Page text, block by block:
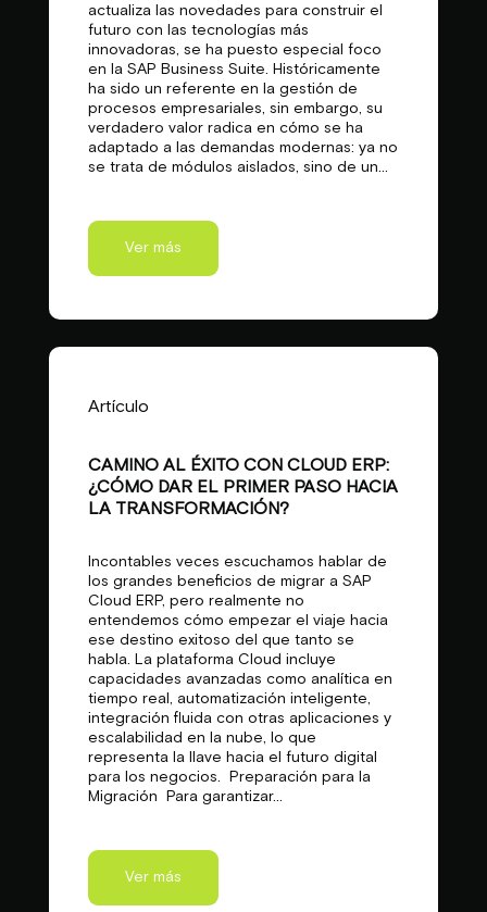
actualiza las novedades para construir el
futuro con las tecnologías más
innovadoras, se ha puesto especial foco
en la SAP Business Suite. Históricamente
ha sido un referente en la gestión de
procesos empresariales, sin embargo, su
verdadero valor radica en cómo se ha
adaptado a las demandas modernas: ya no
se trata de módulos aislados, sino de un...
Ver más
Artículo
CAMINO AL ÉXITO CON CLOUD ERP:
¿CÓMO DAR EL PRIMER PASO HACIA
LA TRANSFORMACIÓN?
Incontables veces escuchamos hablar de
los grandes beneficios de migrar a SAP
Cloud ERP, pero realmente no
entendemos cómo empezar el viaje hacia
ese destino exitoso del que tanto se
habla. La plataforma Cloud incluye
capacidades avanzadas como analítica en
tiempo real, automatización inteligente,
integración fluida con otras aplicaciones y
escalabilidad en la nube, lo que
representa la llave hacia el futuro digital
para los negocios. Preparación para la
Migración Para garantizar...
Ver más